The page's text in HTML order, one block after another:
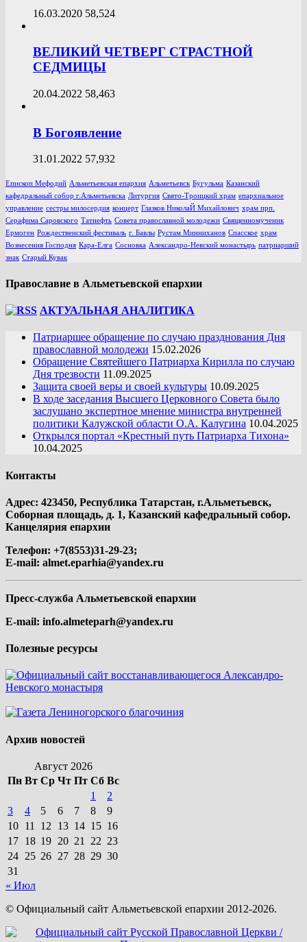
16.03.2020 58,524
ВЕЛИКИЙ ЧЕТВЕРГ СТРАСТНОЙ
СЕДМИЦЫ
20.04.2022 58,463
В Богоявление
31.01.2022 57,932
Епископ Мефодий Альметьевская епархия Альметьевск Бугульма Казанский
кафедральный собор г.Альметьевска Литургия Свято-Троицкий храм епархиальное
управление сестры милосердия концерт Глазков НиколаЙ Михайлович храм прп.
Серафима Саровского Татнефть Совета православной молодежи Священномученик
Ермоген Рождественский фестиваль г. Бавлы Рустам Минниханов Спасское храм
Вознесения Господня Кара-Елга Сосновка Александро-Невский монастырь патриарший
знак Старый Кувак
Православие в Альметьевской епархии
АКТУАЛЬНАЯ АНАЛИТИКА
Патриаршее обращение по случаю празднования Дня
православной молодежи 15.02.2026
Обращение Святейшего Патриарха Кирилла по случаю
Дня трезвости 11.09.2025
Защита своей веры и своей культуры 10.09.2025
В ходе заседания Высшего Церковного Совета было
заслушано экспертное мнение министра внутренней
политики Калужской области О.А. Калугина 10.04.2025
Открылся портал «Крестный путь Патриарха Тихона»
10.04.2025
Контакты
Адрес: 423450, Республика Татарстан, г.Альметьевск,
Соборная площадь, д. 1, Казанский кафедральный собор.
Канцелярия епархии
Телефон: +7(8553)31-29-23;
E-mail: almet.eparhia@yandex.ru
Пресс-служба Альметьевской епархии
E-mail: info.almeteparh@yandex.ru
Полезные ресурсы
Архив новостей
Август 2026
Пн Вт Ср Чт Пт Сб Вс
1
2
3
4 5 6 7 8
9
10 11 12 13 14 15 16
17 18 19 20 21 22 23
24 25 26 27 28 29 30
31
« Июл
© Официальный сайт Альметьевской епархии 2012-2026.